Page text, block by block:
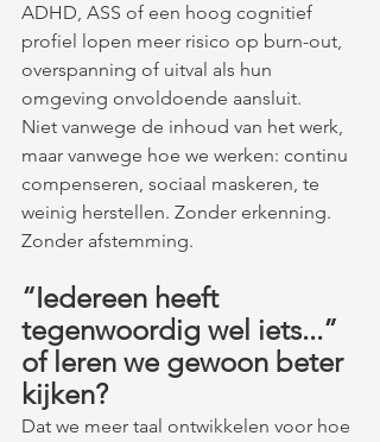
ADHD, ASS of een hoog cognitief
profiel lopen meer risico op burn-out,
overspanning of uitval als hun
omgeving onvoldoende aansluit.
Niet vanwege de inhoud van het werk,
maar vanwege hoe we werken: continu
compenseren, sociaal maskeren, te
weinig herstellen. Zonder erkenning.
Zonder afstemming.
“Iedereen heeft
tegenwoordig wel iets...”
of leren we gewoon beter
kijken?
Dat we meer taal ontwikkelen voor hoe